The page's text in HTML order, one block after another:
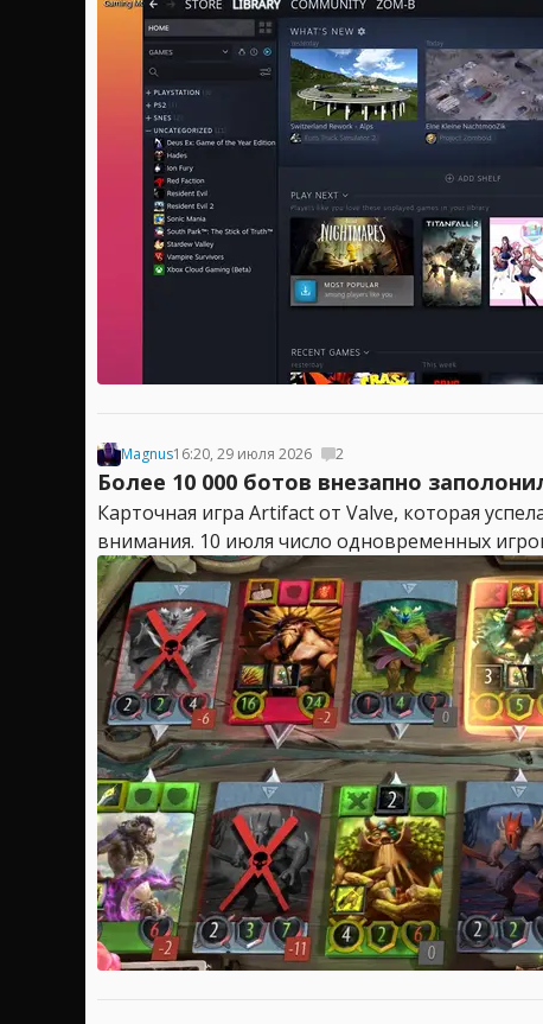
Magnus16:20, 29 июля 2026 2
Более 10 000 ботов внезапно
Карточная игра Artifact от Valve, которая
внимания. 10 июля число одновременных